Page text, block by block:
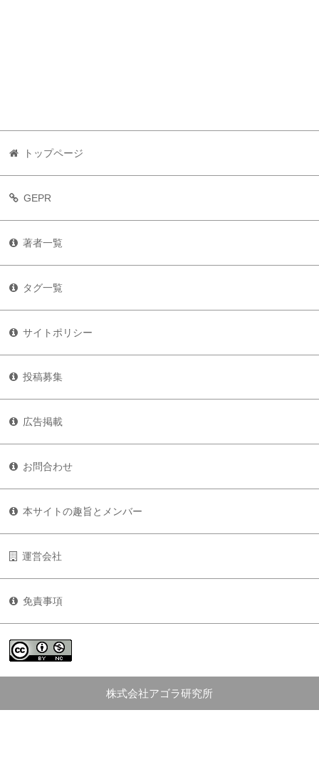
トップページ
GEPR
著者一覧
タグ一覧
サイトポリシー
投稿募集
広告掲載
お問合わせ
本サイトの趣旨とメンバー
運営会社
免責事項
株式会社アゴラ研究所